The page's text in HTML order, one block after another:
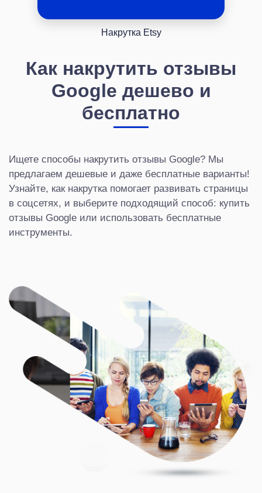
Накрутка Etsy
Как накрутить отзывы
Google дешево и
бесплатно
Ищете способы накрутить отзывы Google? Мы
предлагаем дешевые и даже бесплатные варианты!
Узнайте, как накрутка помогает развивать страницы
в соцсетях, и выберите подходящий способ: купить
отзывы Google или использовать бесплатные
инструменты.